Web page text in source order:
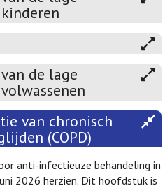
de lage
van chronisch
(COPD)
anti-infectieuze behandeling in
2026 herzien. Dit hoofdstuk is